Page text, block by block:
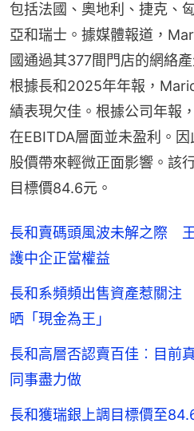
包括法國、奧地利、捷克、
亞和瑞士。據媒體報道，
國通過其377間門店的網絡
根據長和2025年年報，
績表現欠佳。根據公司年報
在EBITDA層面並未盈利。
股價帶來輕微正面影響。該
目標價84.6元。
長和賣碼頭風波未解之際
護中企正當權益
長和系頻頻出售資產惹關
晒「現金為王」
長和高層否認賣百佳︰目前
同事盡力做
長和獲瑞銀上調目標價至